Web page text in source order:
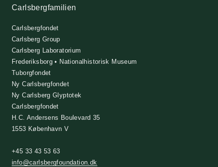
Carlsbergfamilien
Carlsbergfondet
Carlsberg Group
Carlsberg Laboratorium
Frederiksborg • Nationalhistorisk Museum
Tuborgfondet
Ny Carlsbergfondet
Ny Carlsberg Glyptotek
Carlsbergfondet
H.C. Andersens Boulevard 35
1553 København V
+45 33 43 53 63
info@carlsbergfoundation.dk